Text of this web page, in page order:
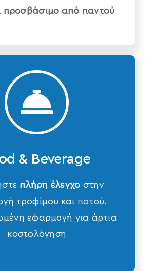
προσβάσιμο από παντού
& Beverage
πλήρη έλεγχο στην
τροφίμου και ποτού.
εφαρμογή για άρτια
κοστολόγηση